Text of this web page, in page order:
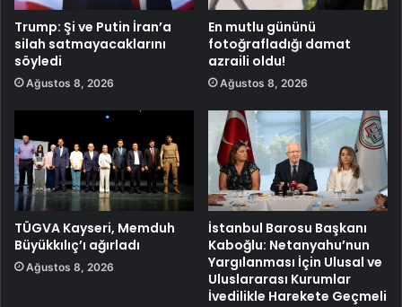
Trump: Şi ve Putin İran’a
silah satmayacaklarını
söyledi
Ağustos 8, 2026
En mutlu gününü
fotoğrafladığı damat
azraili oldu!
Ağustos 8, 2026
TÜGVA Kayseri, Memduh
Büyükkılıç’ı ağırladı
Ağustos 8, 2026
İstanbul Barosu Başkanı
Kaboğlu: Netanyahu’nun
Yargılanması İçin Ulusal ve
Uluslararası Kurumlar
İvedilikle Harekete Geçmeli